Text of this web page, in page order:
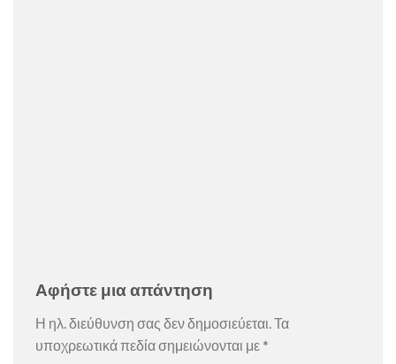
Αφήστε μια απάντηση
Η ηλ. διεύθυνση σας δεν δημοσιεύεται. Τα
υποχρεωτικά πεδία σημειώνονται με *